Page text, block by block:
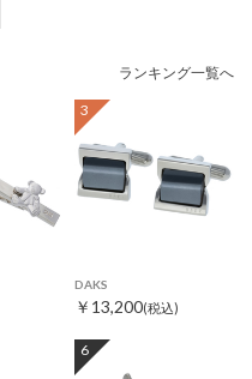
ランキング一覧へ
3
DAKS
￥13,200(税込)
6